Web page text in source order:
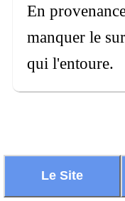
En
manquer le
qui l'entoure.
Le Site